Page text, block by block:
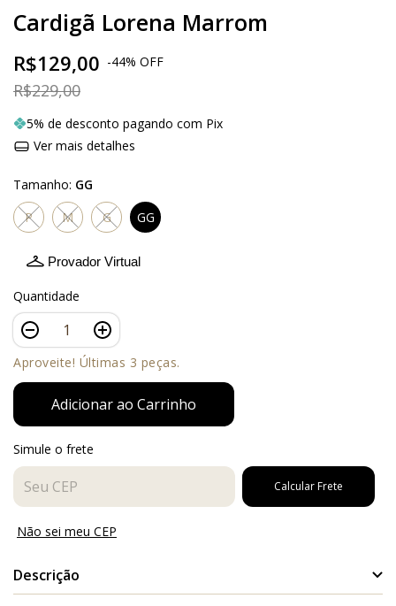
Cardigã Lorena Marrom
R$129,00 -44% OFF
R$229,00
5% de desconto pagando com Pix
Ver mais detalhes
Tamanho: GG
P
M G GG
Provador Virtual
Quantidade
Aproveite! Últimas 3 peças.
Simule o frete
Entregas para o CEP:
Calcular Frete
Não sei meu CEP
Descrição